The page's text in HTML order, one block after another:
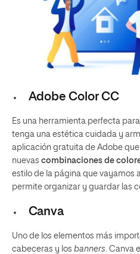
Adobe Color CC
Es una herramienta perfecta
tenga una estética cuidada y
aplicación gratuita de Adobe
nuevas combinaciones de
estilo de la página que vayamos
permite organizar y guardar las
Canva
Uno de los elementos más
cabeceras y los banners. Canva